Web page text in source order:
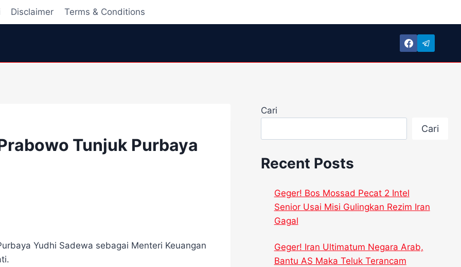
Disclaimer Terms & Conditions
Tunjuk Purbaya
Yudhi Sadewa sebagai Menteri Keuangan
Cari
Cari
Recent Posts
Geger! Bos Mossad Pecat 2 Intel
Senior Usai Misi Gulingkan Rezim Iran
Gagal
Geger! Iran Ultimatum Negara Arab,
Bantu AS Maka Teluk Terancam